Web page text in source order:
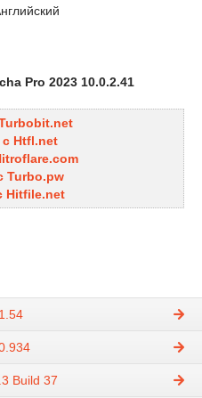
Pro 2023 10.0.2.41
с Htfl.net
Turbo.pw
Hitfile.net
Build 37